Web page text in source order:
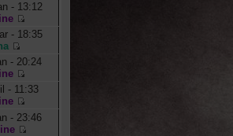
- 13:12
- 18:35
- 20:24
- 11:33
- 23:46